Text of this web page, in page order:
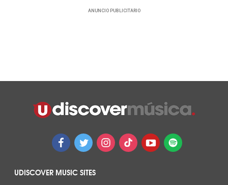
ANUNCIO PUBLICITARIO
UDISCOVER MUSIC SITES